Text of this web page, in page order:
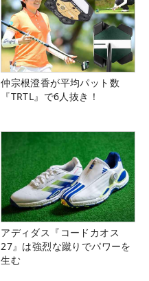
仲宗根澄香が平均パット数
『TRTL』で6人抜き！
アディダス『コードカオス
27』は強烈な蹴りでパワーを
生む